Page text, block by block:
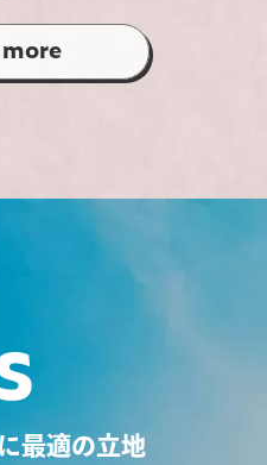
最適の立地